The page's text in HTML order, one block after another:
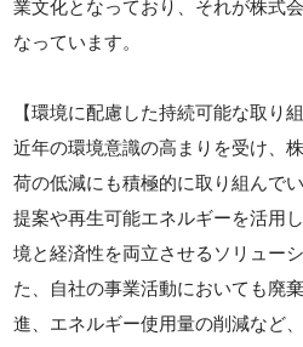
業文化となっており、それが株式
なっています。
【環境に配慮した持続可能な取り組
近年の環境意識の高まりを受け、
荷の低減にも積極的に取り組んで
提案や再生可能エネルギーを活用
境と経済性を両立させるソリュー
た、自社の事業活動においても廃
進、エネルギー使用量の削減など